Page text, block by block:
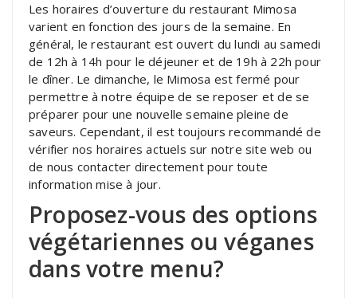
Les horaires d’ouverture du restaurant Mimosa
varient en fonction des jours de la semaine. En
général, le restaurant est ouvert du lundi au samedi
de 12h à 14h pour le déjeuner et de 19h à 22h pour
le dîner. Le dimanche, le Mimosa est fermé pour
permettre à notre équipe de se reposer et de se
préparer pour une nouvelle semaine pleine de
saveurs. Cependant, il est toujours recommandé de
vérifier nos horaires actuels sur notre site web ou
de nous contacter directement pour toute
information mise à jour.
Proposez-vous des options
végétariennes ou véganes
dans votre menu?